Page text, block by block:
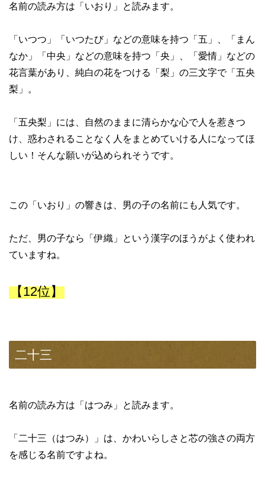
名前の読み方は「いおり」と読みます。
「いつつ」「いつたび」などの意味を持つ「五」、「まん
なか」「中央」などの意味を持つ「央」、「愛情」などの
花言葉があり、純白の花をつける「梨」の三文字で「五央
梨」。
「五央梨」には、自然のままに清らかな心で人を惹きつ
け、惑わされることなく人をまとめていける人になってほ
しい！そんな願いが込められそうです。
この「いおり」の響きは、男の子の名前にも人気です。
ただ、男の子なら「伊織」という漢字のほうがよく使われ
ていますね。
【12位】
二十三
名前の読み方は「はつみ」と読みます。
「二十三（はつみ）」は、かわいらしさと芯の強さの両方
を感じる名前ですよね。